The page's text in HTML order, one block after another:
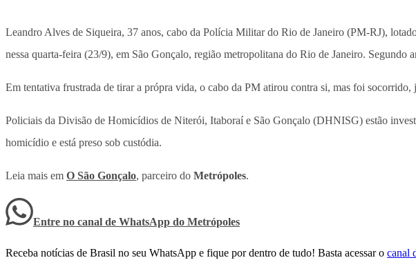
Leandro Alves de Siqueira, 37 anos, cabo da Polícia Militar do Rio de Janeiro (PM-RJ),
nessa quarta-feira (23/9), em São Gonçalo, região metropolitana do Rio de Janeiro.
Em tentativa frustrada de tirar a própra vida, o cabo da PM atirou contra si, mas foi
Policiais da Divisão de Homicídios de Niterói, Itaboraí e São Gonçalo (DHNISG) estão
homicídio e está preso sob custódia.
Leia mais em O São Gonçalo, parceiro do Metrópoles.
Entre no canal de WhatsApp do Metrópoles
Receba notícias de Brasil no seu WhatsApp e fique por dentro de tudo! Basta acessar o canal